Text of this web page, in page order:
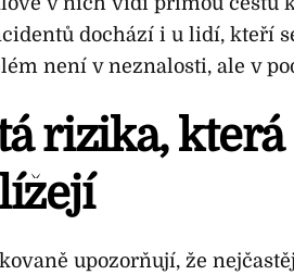
dochází i u lidí, kteří
není v neznalosti, ale v
rizika,
upozorňují, že